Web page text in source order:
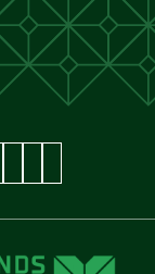
Cunen
Cunen
Jan Cunen
Jan Cunen
Museum